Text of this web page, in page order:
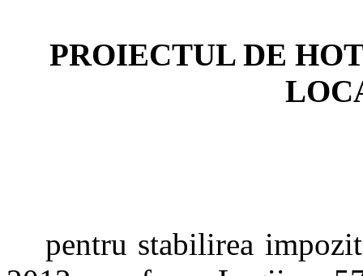
PROIECTUL DE
pentru stabilirea